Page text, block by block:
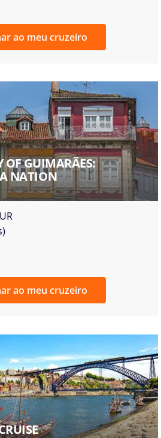
ao meu cruzeiro
OF GUIMARÃES:
NATION
ao meu cruzeiro